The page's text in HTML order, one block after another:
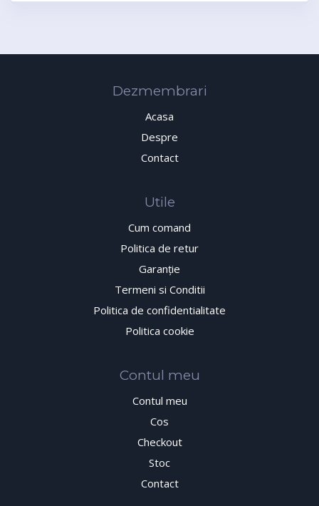
Dezmembrari
Acasa
Despre
Contact
Utile
Cum comand
Politica de retur
Garanţie
Termeni si Conditii
Politica de confidentialitate
Politica cookie
Contul meu
Contul meu
Cos
Checkout
Stoc
Contact